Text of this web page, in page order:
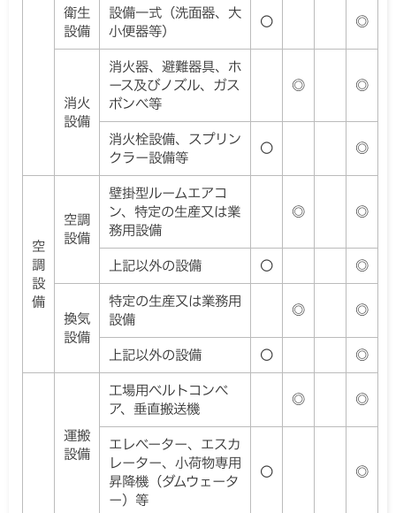
衛生
設備
設備一式（洗面器、大
小便器等）
〇 ◎
消火
設備
消火器、避難器具、ホ
ース及びノズル、ガス
ボンベ等
◎ ◎
消火栓設備、スプリン
クラー設備等
〇 ◎
空
調
設
備
空調
設備
壁掛型ルームエアコ
ン、特定の生産又は業
務用設備
◎ ◎
上記以外の設備 〇 ◎
換気
設備
特定の生産又は業務用
設備
◎ ◎
上記以外の設備 〇 ◎
運搬
設備
工場用ベルトコンベ
ア、垂直搬送機
◎ ◎
エレベーター、エスカ
レーター、小荷物専用
昇降機（ダムウェータ
ー）等
〇 ◎